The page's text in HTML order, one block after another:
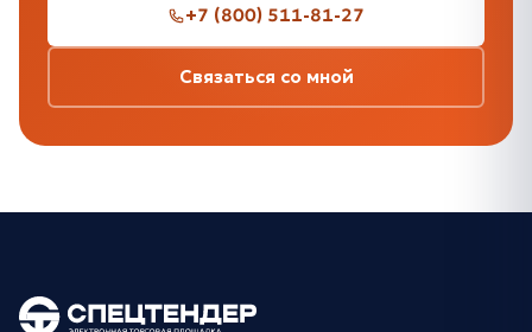
+7 (800) 511-81-27
Связаться со мной